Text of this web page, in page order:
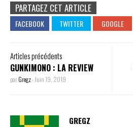
PARTAGEZ CET ARTICLE
Articles précédents
GUNKIMONO : LA REVIEW
parGregz- Juin 19, 2019
GREGZ